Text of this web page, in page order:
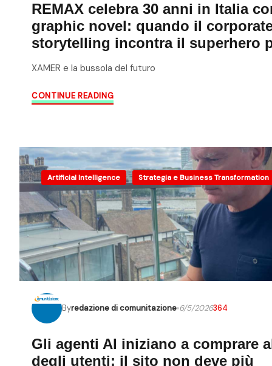
REMAX celebra 30 anni in Italia
graphic novel: quando il
storytelling incontra il superhero
XAMER e la bussola del futuro
CONTINUE READING
Artificial Intelligence Strategia e Business Transformation
Byredazione di comunitazione 6/5/2026364
Gli agenti AI iniziano a comprare
degli utenti: il sito non deve più